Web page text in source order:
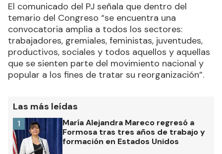
El comunicado del PJ señala que dentro del
temario del Congreso “se encuentra una
convocatoria amplia a todos los sectores:
trabajadores, gremiales, feministas, juventudes,
productivos, sociales y todos aquellos y aquellas
que se sienten parte del movimiento nacional y
popular a los fines de tratar su reorganización”.
Las más leídas
María Alejandra Mareco regresó a
Formosa tras tres años de trabajo y
formación en Estados Unidos
1